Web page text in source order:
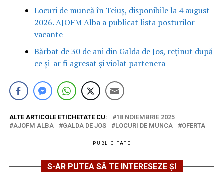
Locuri de muncă în Teiuș, disponibile la 4 august
2026. AJOFM Alba a publicat lista posturilor
vacante
Bărbat de 30 de ani din Galda de Jos, reținut după
ce și-ar fi agresat și violat partenera
ALTE ARTICOLE ETICHETATE CU:
18 NOIEMBRIE 2025
AJOFM ALBA
GALDA DE JOS LOCURI DE MUNCA OFERTA
PUBLICITATE
S-AR PUTEA SĂ TE INTERESEZE ȘI